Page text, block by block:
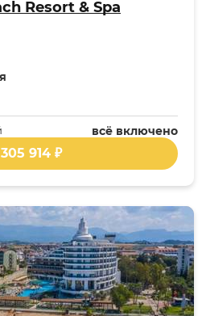
Resort & Spa
всё включено
914 ₽